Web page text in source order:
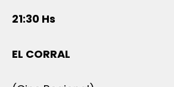
21:30 Hs
EL CORRAL